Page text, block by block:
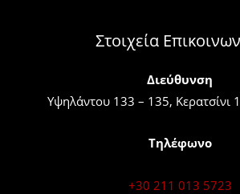
Στοιχεία
Διεύθυνση
Υψηλάντου 133 – 135, Κερατσίνι
Τηλέφωνο
+30 211 013 5723